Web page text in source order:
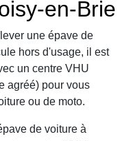
en-Brie
une épave de
hors d'usage, il est
un centre VHU
agréé) pour vous
ou de moto.
de voiture à